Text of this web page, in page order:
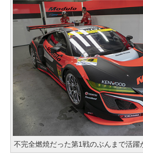
不完全燃焼だった第1戦のぶんまで活躍